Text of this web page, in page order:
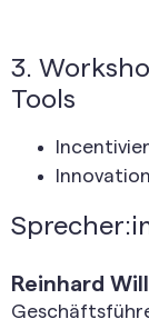
3.
Too ls
Reinhard